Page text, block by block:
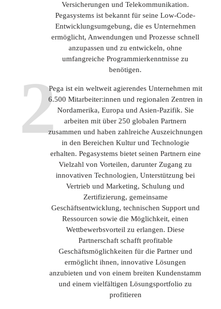
Versicherungen und Telekommunikation.
Pegasystems ist bekannt für seine Low-Code-
Entwicklungsumgebung, die es Unternehmen
ermöglicht, Anwendungen und Prozesse schnell
anzupassen und zu entwickeln, ohne
umfangreiche Programmierkenntnisse zu
benötigen.
2Pega ist ein weltweit agierendes Unternehmen mit
6.500 Mitarbeiter:innen und regionalen Zentren in
Nordamerika, Europa und Asien-Pazifik. Sie
arbeiten mit über 250 globalen Partnern
zusammen und haben zahlreiche Auszeichnungen
in den Bereichen Kultur und Technologie
erhalten. Pegasystems bietet seinen Partnern eine
Vielzahl von Vorteilen, darunter Zugang zu
innovativen Technologien, Unterstützung bei
Vertrieb und Marketing, Schulung und
Zertifizierung, gemeinsame
Geschäftsentwicklung, technischen Support und
Ressourcen sowie die Möglichkeit, einen
Wettbewerbsvorteil zu erlangen. Diese
Partnerschaft schafft profitable
Geschäftsmöglichkeiten für die Partner und
ermöglicht ihnen, innovative Lösungen
anzubieten und von einem breiten Kundenstamm
und einem vielfältigen Lösungsportfolio zu
profitieren